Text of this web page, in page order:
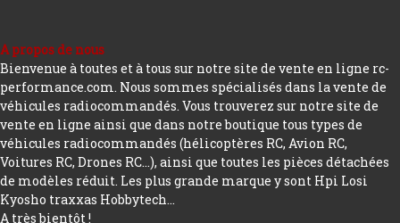
A propos de nous
Bienvenue à toutes et à tous sur notre site de vente en ligne rc-
performance.com. Nous sommes spécialisés dans la vente de
véhicules radiocommandés. Vous trouverez sur notre site de
vente en ligne ainsi que dans notre boutique tous types de
véhicules radiocommandés (hélicoptères RC, Avion RC,
Voitures RC, Drones RC…), ainsi que toutes les pièces détachées
de modèles réduit. Les plus grande marque y sont Hpi Losi
Kyosho traxxas Hobbytech...
A très bientôt !